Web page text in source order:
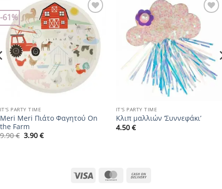
-61%
Add to
wishlist
IT'S PARTY TIME
Meri Meri Πιάτο Φαγητού On
the Farm
9.90€ Original
price
3.90 €Η
τρέχουσα
Add to
wishlist
IT'S PARTY TIME
Κλιπ μαλλιών ‘Συννεφάκι’
4.50 €
Visa MasterCard